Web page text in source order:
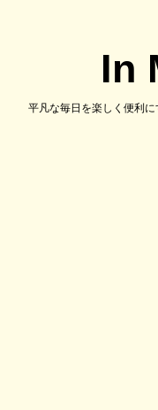
In
平凡な毎日を楽しく便利